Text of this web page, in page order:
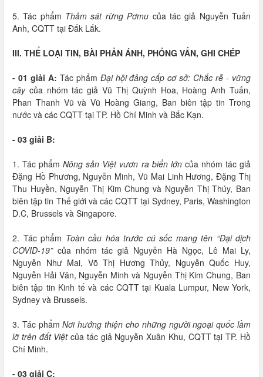
5. Tác phẩm Thảm sát rừng Pơmu của tác giả Nguyễn Tuấn
Anh, CQTT tại Đắk Lắk.
III. THỂ LOẠI TIN, BÀI PHẢN ÁNH, PHỎNG VẤN, GHI CHÉP
- 01 giải A: Tác phẩm Đại hội đảng cấp cơ sở: Chắc rễ - vững
câycủa nhóm tác giả Vũ Thị Quỳnh Hoa, Hoàng Anh Tuấn,
Phan Thanh Vũ và Vũ Hoàng Giang, Ban biên tập tin Trong
nước và các CQTT tại TP. Hồ Chí Minh và Bắc Kạn.
- 03 giải B:
1. Tác phẩmNông sản Việt vươn ra biển lớncủa nhóm tác giả
Đặng Hồ Phương, Nguyễn Minh, Vũ Mai Linh Hương, Đặng Thị
Thu Huyền, Nguyễn Thị Kim Chung và Nguyễn Thị Thúy, Ban
biên tập tin Thế giới và các CQTT tại Sydney, Paris, Washington
D.C, Brussels và Singapore.
2. Tác phẩm Toàn cầu hóa trước cú sốc mang tên “Đại dịch
COVID-19” của nhóm tác giả Nguyễn Hà Ngọc, Lê Mai Ly,
Nguyễn Như Mai, Võ Thị Hương Thủy, Nguyễn Quốc Huy,
Nguyễn Hải Vân, Nguyễn Minh và Nguyễn Thị Kim Chung, Ban
biên tập tin Kinh tế và các CQTT tại Kuala Lumpur, New York,
Sydney và Brussels.
3. Tác phẩmNơi hướng thiện cho những người ngoại quốc lầm
lỡ trên đất Việtcủa tác giả Nguyễn Xuân Khu, CQTT tại TP. Hồ
Chí Minh.
- 03 giải C: